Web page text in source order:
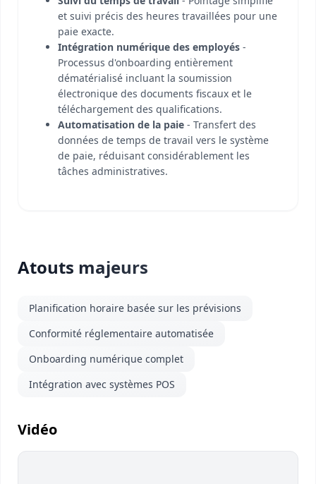
et suivi précis des heures travaillées pour une
paie exacte.
Intégration numérique des employés -
Processus d'onboarding entièrement
dématérialisé incluant la soumission
électronique des documents fiscaux et le
téléchargement des qualifications.
Automatisation de la paie - Transfert des
données de temps de travail vers le système
de paie, réduisant considérablement les
tâches administratives.
Atouts majeurs
Planification horaire basée sur les prévisions
Conformité réglementaire automatisée
Onboarding numérique complet
Intégration avec systèmes POS
Vidéo